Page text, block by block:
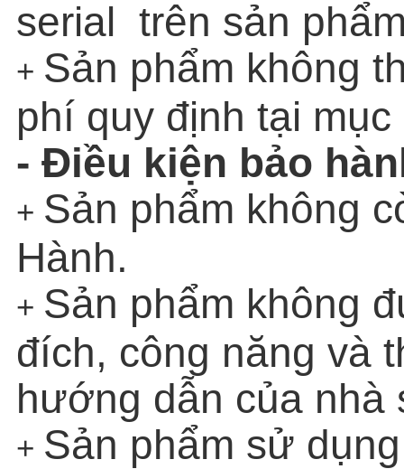
serial trên sản
+ Sản phẩm không
phí quy định tại
- Điều kiện bảo
+ Sản phẩm không
Hành.
+ Sản phẩm không
đích, công năng và
hướng dẫn của nhà
+ Sản phẩm sử